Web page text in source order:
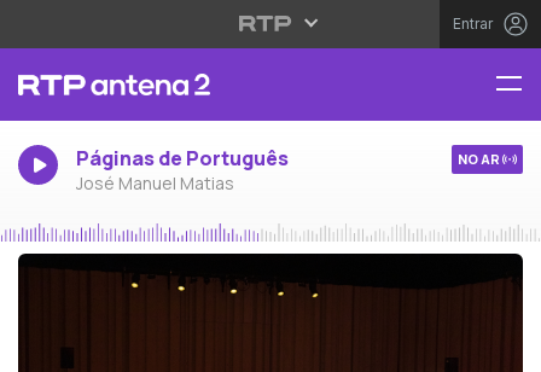
Entrar
Páginas de Português
José Manuel Matias
NO AR